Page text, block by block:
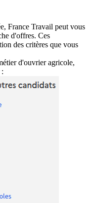
France Travail peut vous
d'offres. Ces
des critères que vous
d'ouvrier agricole,